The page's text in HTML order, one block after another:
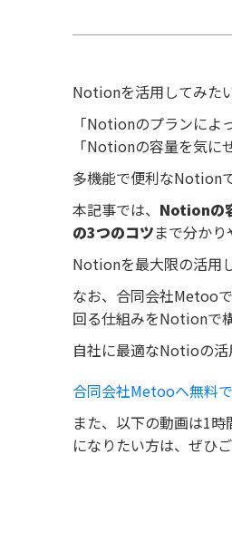
Notionを活用してみた
「Notionのプランによ
「Notionの容量を気に
多機能で便利なNotion
本記事では、 Notionの
の3つのコツまで分かり
Notionを最大限の活用
なお、合同会社Metoo
回る仕組みをNotionで
自社に最適なNotioの活
合同会社Metooへ無料
また、以下の動画は1
になりたい方は、ぜひ